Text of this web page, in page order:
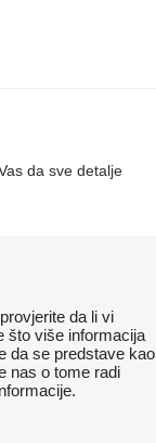
da sve detalje
da li vi
što više informacija
da se predstave kao
nas o tome radi